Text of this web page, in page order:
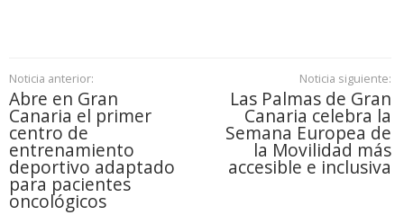
Noticia anterior:
Abre en Gran
Canaria el primer
centro de
entrenamiento
deportivo adaptado
para pacientes
oncológicos
Noticia siguiente:
Las Palmas de Gran
Canaria celebra la
Semana Europea de
la Movilidad más
accesible e inclusiva